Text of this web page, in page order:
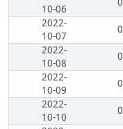
10-06
2022-
10-07
0
2022-
10-08
0
2022-
10-09
0
2022-
10-10
0